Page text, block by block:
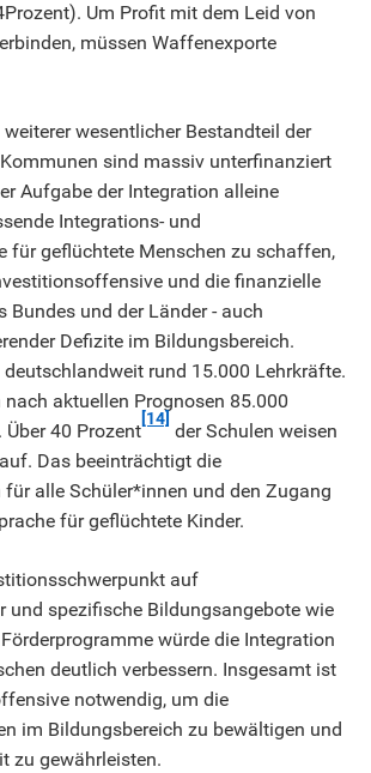
Um Profit mit dem Leid von
müssen Waffenexporte
wesentlicher Bestandteil der
sind massiv unterfinanziert
Aufgabe der Integration alleine
Integrations- und
für geflüchtete Menschen zu schaffen,
und die finanzielle
Bundes und der Länder - auch
Defizite im Bildungsbereich.
rund 15.000 Lehrkräfte.
aktuellen Prognosen 85.000
40 Prozent
[14]
der Schulen weisen
Das beeinträchtigt die
für alle Schüler*innen und den Zugang
für geflüchtete Kinder.
auf
und spezifische Bildungsangebote wie
würde die Integration
deutlich verbessern. Insgesamt ist
notwendig, um die
im Bildungsbereich zu bewältigen und
zu gewährleisten.